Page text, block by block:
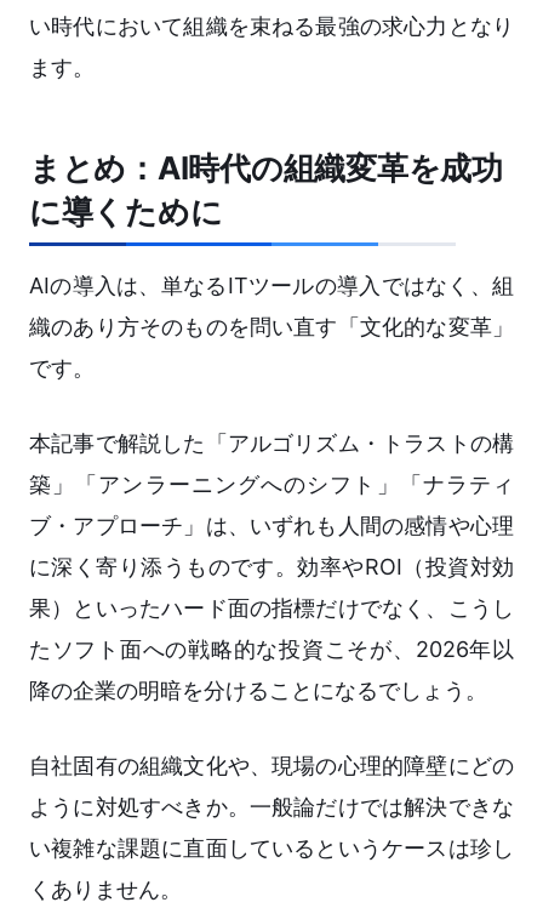
い時代において組織を束ねる最強の求心力となり
ます。
まとめ：AI時代の組織変革を成功
に導くために
AIの導入は、単なるITツールの導入ではなく、組
織のあり方そのものを問い直す「文化的な変革」
です。
本記事で解説した「アルゴリズム・トラストの構
築」「アンラーニングへのシフト」「ナラティ
ブ・アプローチ」は、いずれも人間の感情や心理
に深く寄り添うものです。効率やROI（投資対効
果）といったハード面の指標だけでなく、こうし
たソフト面への戦略的な投資こそが、2026年以
降の企業の明暗を分けることになるでしょう。
自社固有の組織文化や、現場の心理的障壁にどの
ように対処すべきか。一般論だけでは解決できな
い複雑な課題に直面しているというケースは珍し
くありません。